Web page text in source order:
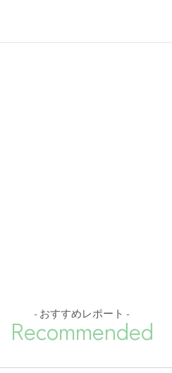
- おすすめレポート -
Recommended